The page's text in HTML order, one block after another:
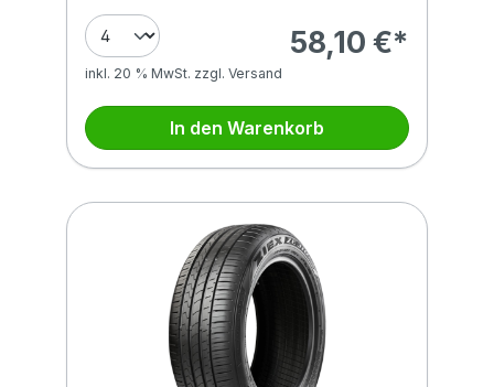
58,10 €*
inkl. 20 % MwSt. zzgl. Versand
In den Warenkorb